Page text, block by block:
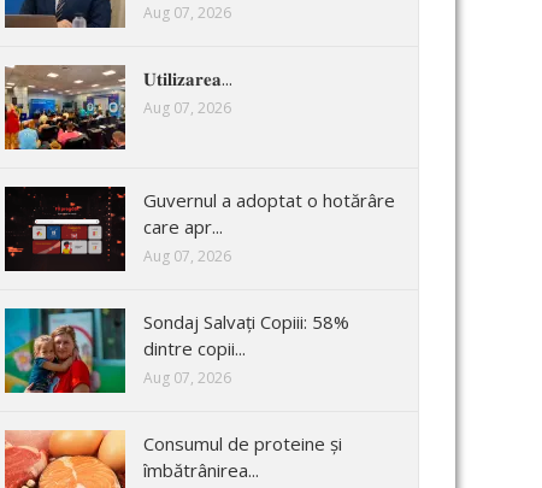
Aug 07, 2026
𝐔𝐭𝐢𝐥𝐢𝐳𝐚𝐫𝐞𝐚...
Aug 07, 2026
Guvernul a adoptat o hotărâre
care apr...
Aug 07, 2026
Sondaj Salvați Copiii: 58%
dintre copii...
Aug 07, 2026
Consumul de proteine și
îmbătrânirea...